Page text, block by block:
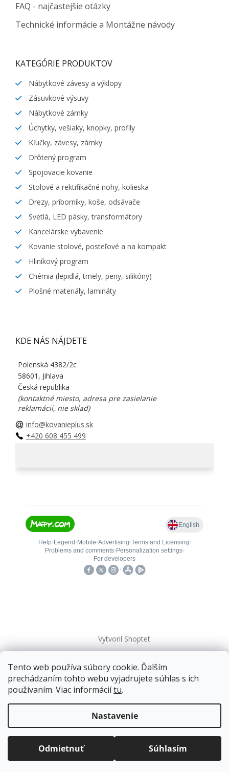
Tento web používa súbory cookie. Ďalším
prechádzaním tohto webu vyjadrujete súhlas s ich
používaním. Viac informáciítu.
Nastavenie
Odmietnuť Súhlasím
Doprava zadarmopre balíkové zásielky v hodnote
nad120 EUR*.
Balíky zasielame už od4 EUR.
ZRÝCHĽUJEME.
FAQ - najčastejšie otázky
Technické informácie a Montážne návody
KATEGÓRIE PRODUKTOV
Nábytkové závesy a výklopy
Zásuvkové výsuvy
Nábytkové zámky
Úchytky, vešiaky, knopky, profily
Kľučky, závesy, zámky
Drôtený program
Spojovacie kovanie
Stolové a rektifikačné nohy, kolieska
Drezy, príborníky, koše, odsávače
Svetlá, LED pásky, transformátory
Kancelárske vybavenie
Kovanie stolové, posteľové a na kompakt
Hliníkový program
Chémia (lepidlá, tmely, peny, silikóny)
Plošné materiály, lamináty
KDE NÁS NÁJDETE
Polenská 4382/2c
58601, Jihlava
Česká republika
(kontaktné miesto, adresa pre zasielanie
reklamácií, nie sklad)
info@kovanieplus.sk
+420 608 455 499
Vytvoril Shoptet
Copyright 2026kovanieplus. Všetky práva vyhradené.